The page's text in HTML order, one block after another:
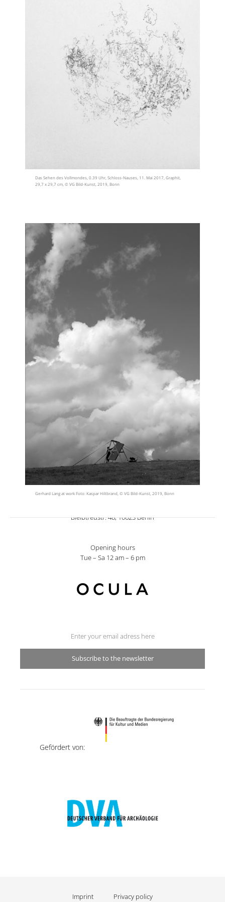
Das Sehen des Vollmondes, 0.39 Uhr, Schloss-Nauses, 11. Mai 2017, Graphit,
29,7 x 29,7 cm, © VG Bild-Kunst, 2019, Bonn
Gerhard Lang at work Foto: Kaspar Hiltbrand, © VG Bild-Kunst, 2019, Bonn
T +49 30 20605442
Bleibtreustr. 48, 10623 Berlin
Opening hours
Tue – Sa 12 am – 6 pm
Subscribe to the newsletter
Gefördert von:
Imprint Privacy policy